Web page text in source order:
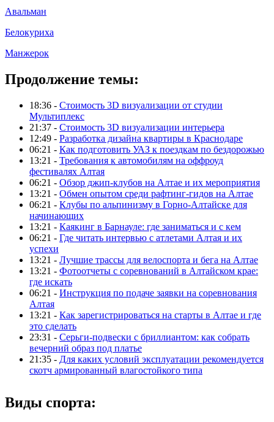
Авальман
Белокуриха
Манжерок
Продолжение темы:
18:36 - Стоимость 3D визуализации от студии
Мультиплекс
21:37 - Стоимость 3D визуализации интерьера
12:49 - Разработка дизайна квартиры в Краснодаре
06:21 - Как подготовить УАЗ к поездкам по бездорожью
13:21 - Требования к автомобилям на оффроуд
фестивалях Алтая
06:21 - Обзор джип-клубов на Алтае и их мероприятия
13:21 - Обмен опытом среди рафтинг-гидов на Алтае
06:21 - Клубы по альпинизму в Горно-Алтайске для
начинающих
13:21 - Каякинг в Барнауле: где заниматься и с кем
06:21 - Где читать интервью с атлетами Алтая и их
успехи
13:21 - Лучшие трассы для велоспорта и бега на Алтае
13:21 - Фотоотчеты с соревнований в Алтайском крае:
где искать
06:21 - Инструкция по подаче заявки на соревнования
Алтая
13:21 - Как зарегистрироваться на старты в Алтае и где
это сделать
23:31 - Серьги-подвески с бриллиантом: как собрать
вечерний образ под платье
21:35 - Для каких условий эксплуатации рекомендуется
скотч армированный влагостойкого типа
Виды спорта: